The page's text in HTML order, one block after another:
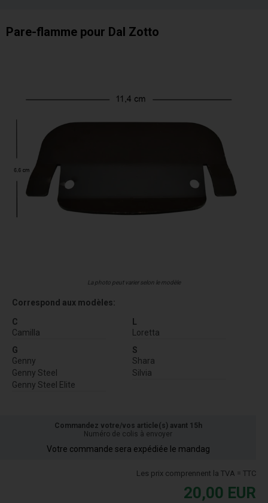
Pare-flamme pour Dal Zotto
La photo peut varier selon le modèle
Correspond aux modèles:
C
Camilla
G
Genny
Genny Steel
Genny Steel Elite
L
Loretta
S
Shara
Silvia
Commandez votre/vos article(s) avant 15h
Numéro de colis à envoyer
Votre commande sera expédiée le mandag
Les prix comprennent la TVA = TTC
20,00 EUR